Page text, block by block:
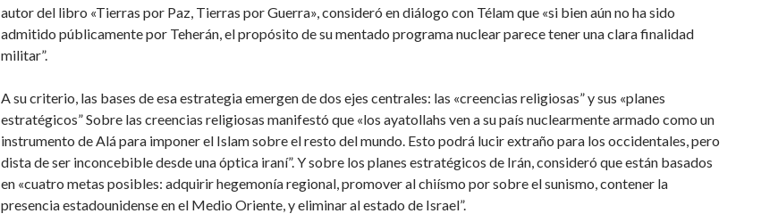
autor del libro «Tierras por Paz, Tierras por Guerra», consideró en diálogo con Télam que «si bien aún no ha sido
admitido públicamente por Teherán, el propósito de su mentado programa nuclear parece tener una clara finalidad
militar”.
A su criterio, las bases de esa estrategia emergen de dos ejes centrales: las «creencias religiosas” y sus «planes
estratégicos” Sobre las creencias religiosas manifestó que «los ayatollahs ven a su país nuclearmente armado como un
instrumento de Alá para imponer el Islam sobre el resto del mundo. Esto podrá lucir extraño para los occidentales, pero
dista de ser inconcebible desde una óptica iraní”. Y sobre los planes estratégicos de Irán, consideró que están basados
en «cuatro metas posibles: adquirir hegemonía regional, promover al chiísmo por sobre el sunismo, contener la
presencia estadounidense en el Medio Oriente, y eliminar al estado de Israel”.